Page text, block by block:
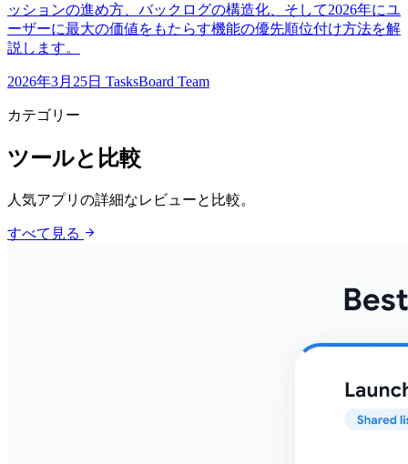
ッションの進め方、バックログの構造化、そして2026年にユ
ーザーに最大の価値をもたらす機能の優先順位付け方法を解
説します。
2026年3月25日 TasksBoard Team
カテゴリー
ツールと比較
人気アプリの詳細なレビューと比較。
すべて見る arrow_forward